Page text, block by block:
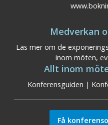
Medverkan
Läs mer om de
inom möten,
Allt inom
Konferensguiden |
Få